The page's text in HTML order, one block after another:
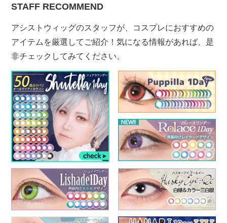
STAFF RECOMMEND
アシストウィッグのスタッフが、コスプレにおすすめの
アイテムを厳選してご紹介！気になる情報があれば、是
非チェックしてみてください。